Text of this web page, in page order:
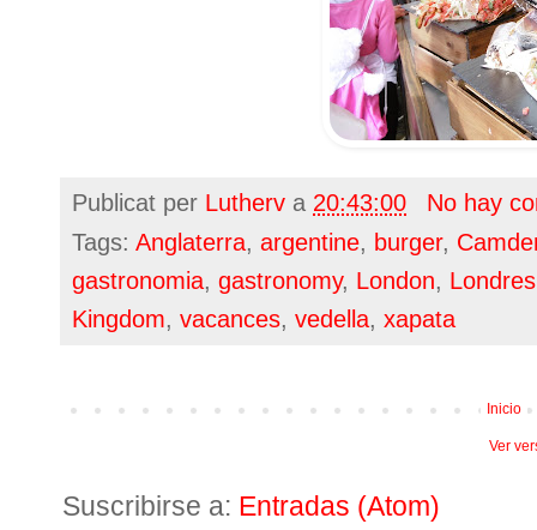
Publicat per Lutherv a 20:43:00
No hay
Tags: Anglaterra, argentine, burger,
gastronomia, gastronomy, London, Londres
Kingdom, vacances, vedella, xapata
Inicio
Ver
Suscribirse a: Entradas (Atom)